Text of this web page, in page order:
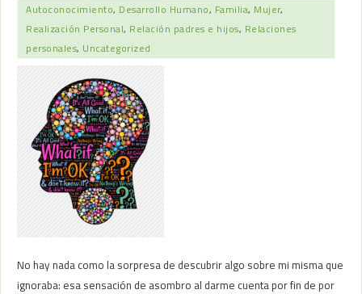
Autoconocimiento, Desarrollo Humano, Familia, Mujer,
Realización Personal, Relación padres e hijos, Relaciones
personales, Uncategorized
No hay nada como la sorpresa de descubrir algo sobre mi misma que
ignoraba: esa sensación de asombro al darme cuenta por fin de por